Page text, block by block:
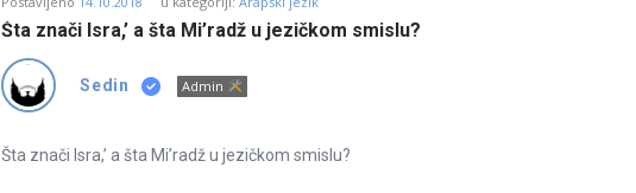
Šta znači Isra,’ a šta Mi’radž u jezičkom smislu?
Sedin Admin
Šta znači Isra,’ a šta Mi’radž u jezičkom smislu?